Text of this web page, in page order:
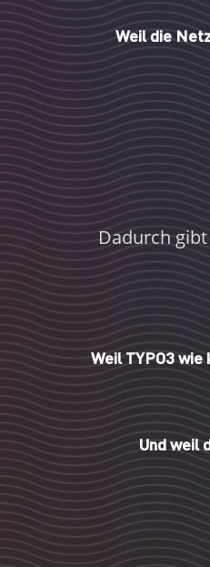
Weil die
Dadurch
Weil TYPO3
Und weil